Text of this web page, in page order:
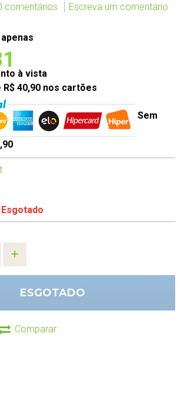
comentários Escreva um comentário
à vista
R$ 40,90 nos cartões
Sem
Esgotado
ESGOTADO
Comparar